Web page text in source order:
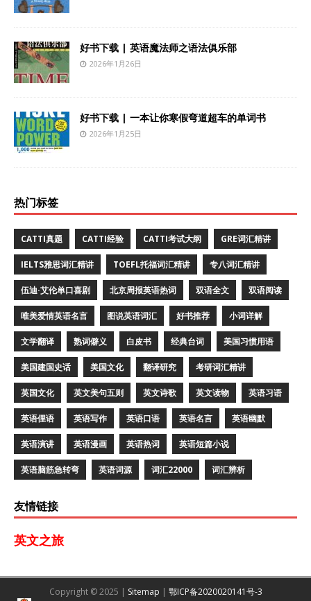
好书下载 | 英语魔法师之语法俱乐部
2026年1月26日
好书下载 | 一本让你寒假弯道超车的单词书
2026年1月25日
热门标签
CATTI真题 CATTI经验 CATTI考试大纲 GRE词汇精讲
IELTS雅思词汇精讲 TOEFL托福词汇精讲 专八词汇精讲
伍迪·艾伦单口喜剧 北京周报英语热词 双语全文 双语阅读
唯美爱情英语名言 图说英语词汇 好书推荐 小词详解
文学翻译 熟词僻义 白皮书 经典台词 美国习惯用语
美国建国史话 美国文化 翻译研究 考研词汇精讲
英国文化 英文美句五则 英文诗歌 英文读物 英语习语
英语俚语 英语写作 英语口语 英语名言 英语幽默
英语演讲 英语漫画 英语热词 英语短篇小说
英语脑筋急转弯 英语词源 词汇22000 词汇辨析
友情链接
英文之旅
Copyright © 2025 | Sitemap | 鄂ICP备2020020141号-3